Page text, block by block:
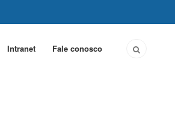
Intranet Fale conosco